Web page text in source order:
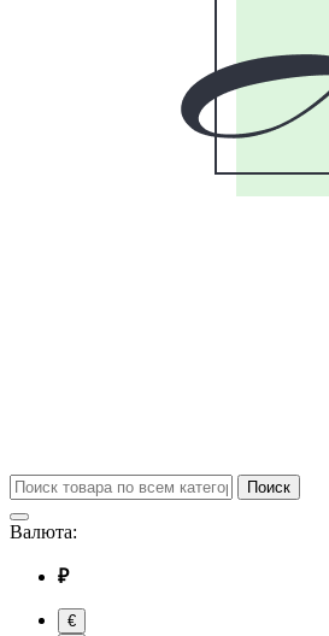
Поиск
Валюта:
₽
€